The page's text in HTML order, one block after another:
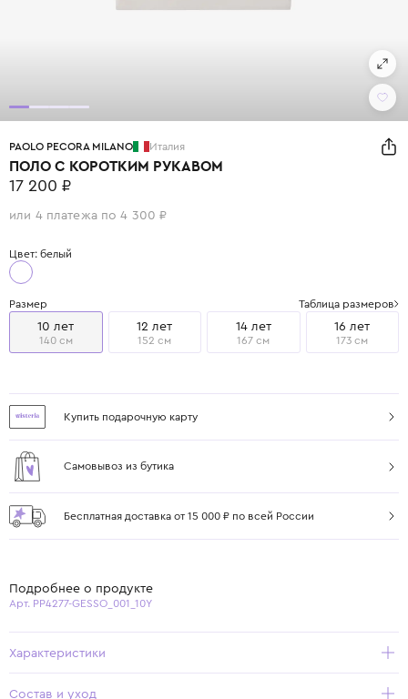
PAOLO PECORA MILANO Италия
ПОЛО С КОРОТКИМ РУКАВОМ
17 200 ₽
или 4 платежа по 4 300 ₽
Цвет: белый
Размер Таблица размеров
10 лет
140 см
12 лет
152 см
14 лет
167 см
16 лет
173 см
Купить подарочную карту
Самовывоз из бутика
Бесплатная доставка от 15 000 ₽ по всей России
Подробнее о продукте
Арт. PP4277-GESSO_001_10Y
Характеристики
Состав и уход